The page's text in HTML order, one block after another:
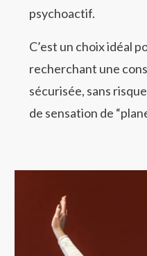
psychoactif.
C’est un choix idéal
recherchant une
sécurisée, sans
de sensation de